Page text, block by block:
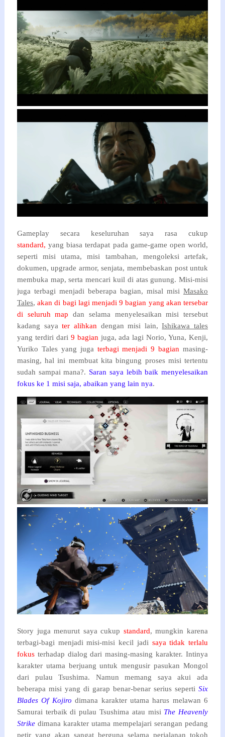
Gameplay secara keseluruhan saya rasa cukup
standard, yang biasa terdapat pada game-game open world,
seperti misi utama, misi tambahan, mengoleksi artefak,
dokumen, upgrade armor, senjata, membebaskan post untuk
membuka map, serta mencari kuil di atas gunung. Misi-misi
juga terbagi menjadi beberapa bagian, misal misiMasako
Tales,akan di bagi lagi menjadi 9 bagian yang akan tersebar
di seluruh map dan selama menyelesaikan misi tersebut
kadang sayater alihkan dengan misi lain,Ishikawa tales
yang terdiri dari 9 bagian juga, ada lagi Norio, Yuna, Kenji,
Yuriko Tales yang juga terbagi menjadi 9 bagian masing-
masing, hal ini membuat kita bingung proses misi tertentu
sudah sampai mana?. Saran saya lebih baik menyelesaikan
fokus ke 1 misi saja, abaikan yang lain nya.
Story juga menurut saya cukup standard, mungkin karena
terbagi-bagi menjadi misi-misi kecil jadi saya tidak terlalu
fokusterhadap dialog dari masing-masing karakter. Intinya
karakter utama berjuang untuk mengusir pasukan Mongol
dari pulau Tsushima. Namun memang saya akui ada
beberapa misi yang di garap benar-benar serius sepertiSix
Blades Of Kojiro dimana karakter utama harus melawan 6
Samurai terbaik di pulau Tsushima atau misi The Heavenly
Strikedimana karakter utama mempelajari serangan pedang
petir yang akan sangat berguna selama perjalanan tokoh